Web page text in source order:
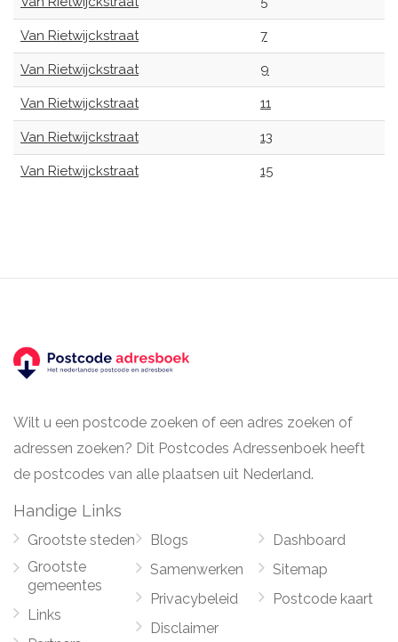
Van Rietwijckstraat 7
Van Rietwijckstraat 9
Van Rietwijckstraat 11
Van Rietwijckstraat 13
Van Rietwijckstraat 15
Wilt u een postcode zoeken of een adres zoeken of
adressen zoeken? Dit Postcodes Adressenboek heeft
de postcodes van alle plaatsen uit Nederland.
Handige Links
Grootste steden
Grootste
gemeentes
Links
Blogs
Samenwerken
Privacybeleid
Disclaimer
Dashboard
Sitemap
Postcode kaart